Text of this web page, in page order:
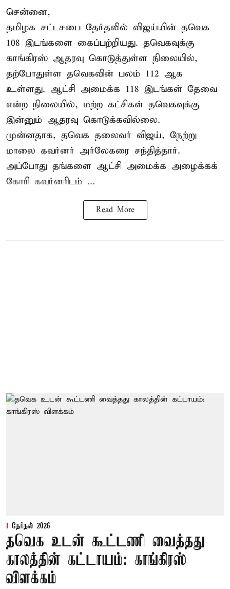
சென்னை,
தமிழக சட்டசபை தேர்தலில் விஜய்யின் தவெக
108 இடங்களை கைப்பற்றியது. தவெகவுக்கு
காங்கிரஸ் ஆதரவு கொடுத்துள்ள நிலையில்,
தற்போதுள்ள தவெகவின் பலம் 112 ஆக
உள்ளது. ஆட்சி அமைக்க 118 இடங்கள் தேவை
என்ற நிலையில், மற்ற கட்சிகள் தவெகவுக்கு
இன்னும் ஆதரவு கொடுக்கவில்லை.
முன்னதாக, தவெக தலைவர் விஜய், நேற்று
மாலை கவர்னர் அர்லேகரை சந்தித்தார்.
அப்போது தங்களை ஆட்சி அமைக்க அழைக்கக்
கோரி கவர்னரிடம் ...
Read More
தேர்தல் 2026
தவெக உடன் கூட்டணி வைத்தது
காலத்தின் கட்டாயம்: காங்கிரஸ்
விளக்கம்